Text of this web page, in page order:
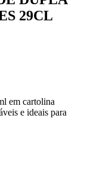
29CL
em cartolina
e ideais para